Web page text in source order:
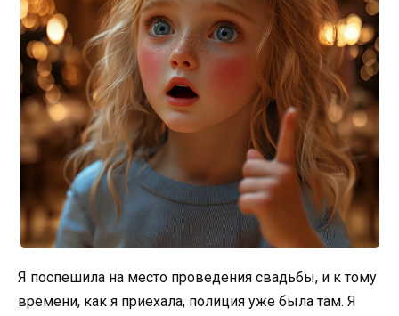
Я поспешила на место проведения свадьбы, и к тому
времени, как я приехала, полиция уже была там. Я